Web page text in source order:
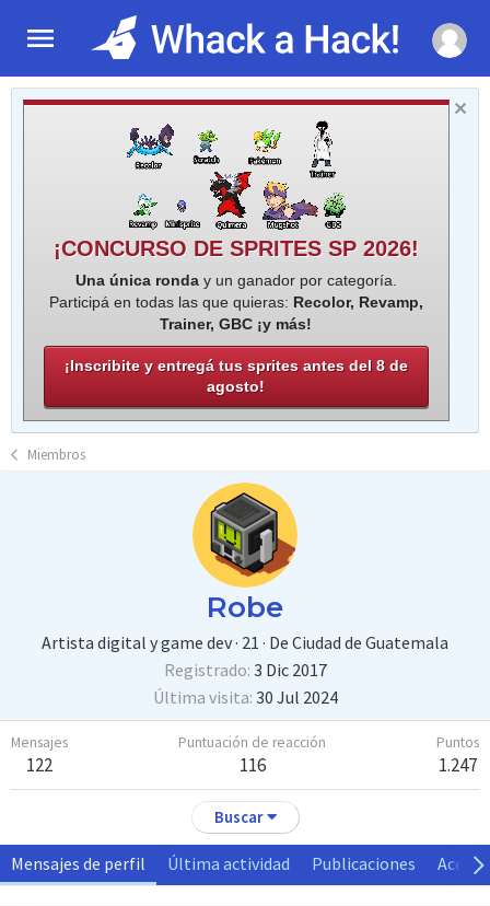
¡CONCURSO DE SPRITES SP 2026!
Una única ronday un ganador por categoría.
Participá en todas las que quieras: Recolor, Revamp,
Trainer, GBC ¡y más!
¡Inscribite y entregá tus sprites antes del 8 de
agosto!
Miembros
Robe
Artista digital y game dev· 21 · De Ciudad de Guatemala
Registrado 3 Dic 2017
Última visita 30 Jul 2024
Mensajes
122
Puntuación de reacción
116
Puntos
1.247
Buscar
Mensajes de perfil Última actividad Publicaciones Acerca